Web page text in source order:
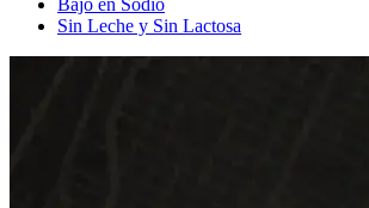
Sin Leche y Sin Lactosa